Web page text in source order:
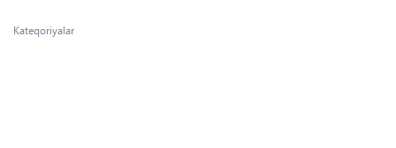
Kateqoriyalar